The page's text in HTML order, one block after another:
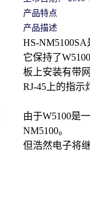
产品特点
产品描述
HS-
它保持了
板上安装有带
RJ-45上的指示
由于W5100是
NM5100。
但浩然电子将